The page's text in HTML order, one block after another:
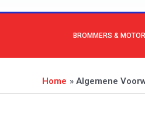
BROMMERS &
Home Algemene